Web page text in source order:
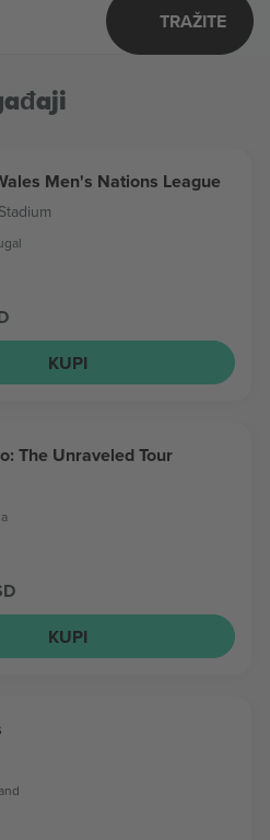
TRAŽITE
Men's Nations League
KUPI
The Unraveled Tour
KUPI